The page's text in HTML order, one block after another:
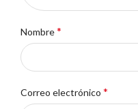
Nombre*
Correo electrónico *